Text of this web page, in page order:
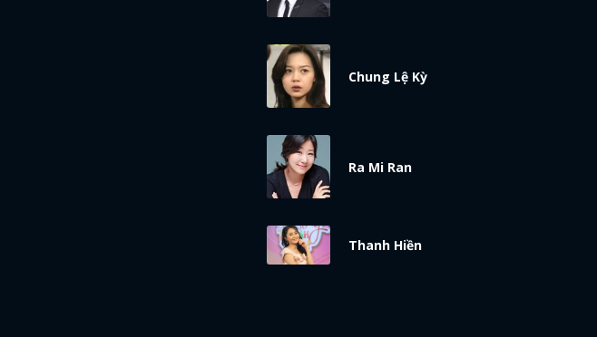
Chung Lệ Kỳ
Ra Mi Ran
Thanh Hiền